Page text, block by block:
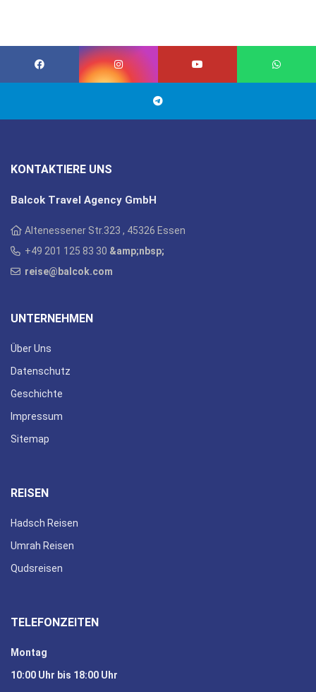
KONTAKTIERE UNS
Balcok Travel Agency GmbH
Altenessener Str.323 , 45326 Essen
+49 201 125 83 30 &amp;nbsp;
reise@balcok.com
UNTERNEHMEN
Über Uns
Datenschutz
Geschichte
Impressum
Sitemap
REISEN
Hadsch Reisen
Umrah Reisen
Qudsreisen
TELEFONZEITEN
Montag
10:00 Uhr bis 18:00 Uhr